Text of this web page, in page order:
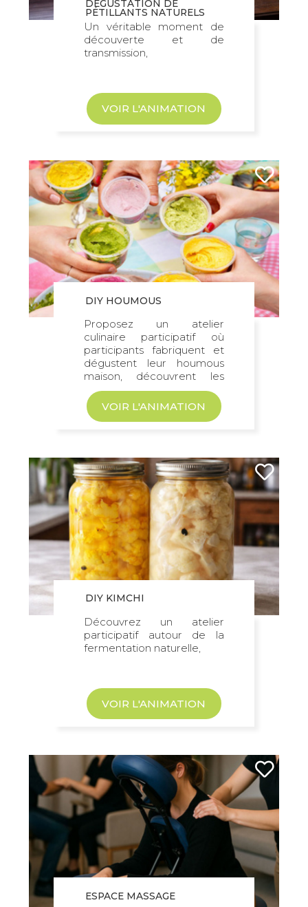
DÉGUSTATION DE
PÉTILLANTS NATURELS
Un véritable moment de
découverte et de
transmission,
VOIR L'ANIMATION
DIY HOUMOUS
Proposez un atelier
culinaire participatif où
participants fabriquent et
dégustent leur houmous
maison, découvrent les
bienfaits des protéines...
VOIR L'ANIMATION
DIY KIMCHI
Découvrez un atelier
participatif autour de la
fermentation naturelle,
VOIR L'ANIMATION
ESPACE MASSAGE